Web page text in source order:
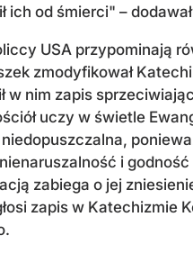
ich od śmierci" –
USA przypominają
zmodyfikował
w nim zapis
uczy w świetle
i
zabiega o jej
zapis w Katechizmie